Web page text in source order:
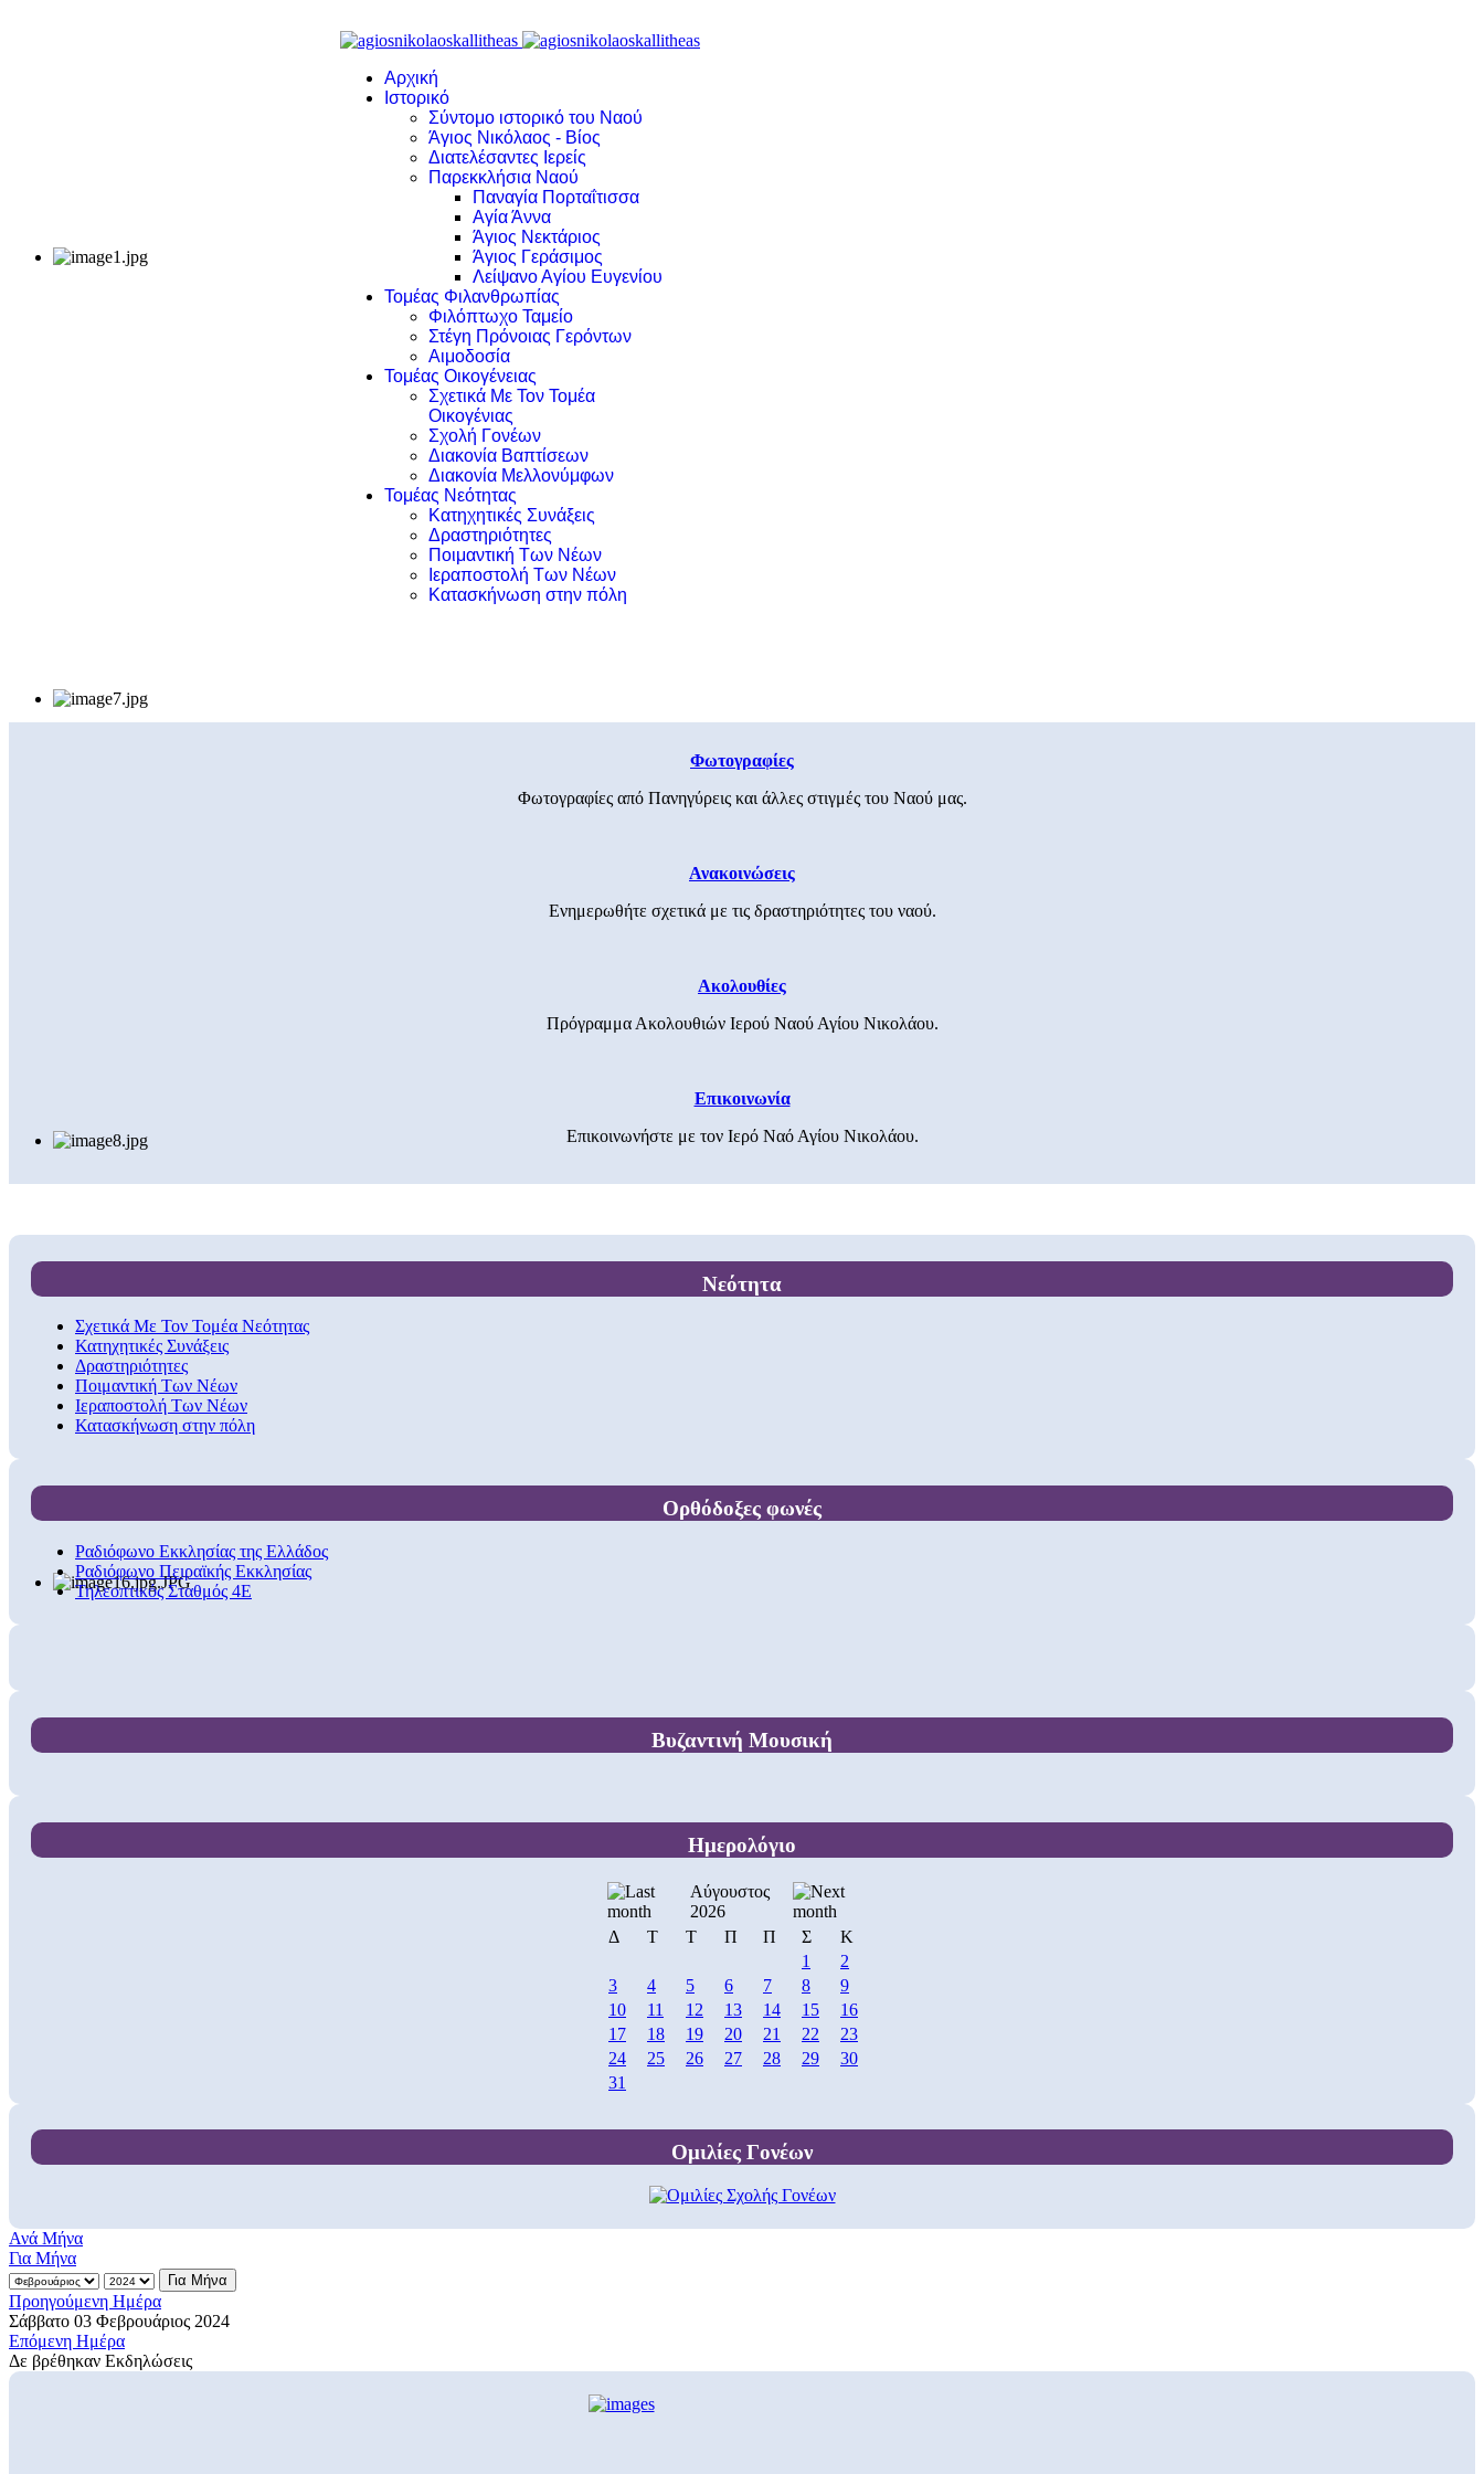
Αρχική
Ιστορικό
Σύντομο ιστορικό του Ναού
Άγιος Νικόλαος - Βίος
Διατελέσαντες Ιερείς
Παρεκκλήσια Ναού
Παναγία Πορταΐτισσα
Αγία Άννα
Άγιος Νεκτάριος
Άγιος Γεράσιμος
Λείψανο Αγίου Ευγενίου
Τομέας Φιλανθρωπίας
Φιλόπτωχο Ταμείο
Στέγη Πρόνοιας Γερόντων
Αιμοδοσία
Τομέας Οικογένειας
Σχετικά Με Τον Τομέα
Οικογένιας
Σχολή Γονέων
Διακονία Βαπτίσεων
Διακονία Μελλονύμφων
Τομέας Νεότητας
Κατηχητικές Συνάξεις
Δραστηριότητες
Ποιμαντική Των Νέων
Ιεραποστολή Των Νέων
Κατασκήνωση στην πόλη
Φωτογραφίες
Φωτογραφίες από Πανηγύρεις και άλλες στιγμές του Ναού μας.
Ανακοινώσεις
Ενημερωθήτε σχετικά με τις δραστηριότητες του ναού.
Ακολουθίες
Πρόγραμμα Ακολουθιών Ιερού Ναού Αγίου Νικολάου.
Επικοινωνία
Επικοινωνήστε με τον Ιερό Ναό Αγίου Νικολάου.
Νεότητα
Σχετικά Με Τον Τομέα Νεότητας
Κατηχητικές Συνάξεις
Δραστηριότητες
Ποιμαντική Των Νέων
Ιεραποστολή Των Νέων
Κατασκήνωση στην πόλη
Ορθόδοξες φωνές
Ραδιόφωνο Εκκλησίας της Ελλάδος
Ραδιόφωνο Πειραϊκής Εκκλησίας
Τηλεοπτικός Σταθμός 4Ε
Βυζαντινή Μουσική
Ημερολόγιο
Αύγουστος
2026
Δ
Τ Τ Π Π Σ
Κ
1
2
3
4 5 6 7 8
9
10
11 12 13 14 15
16
17
18 19 20 21 22
23
24
25 26 27 28 29
30
31
Ομιλίες Γονέων
Ανά Μήνα
Για Μήνα
Για Μήνα
Προηγούμενη Ημέρα
Σάββατο 03 Φεβρουάριος 2024
Επόμενη Ημέρα
Δε βρέθηκαν Εκδηλώσεις